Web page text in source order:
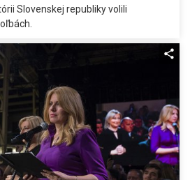
Slovenskej republiky volili